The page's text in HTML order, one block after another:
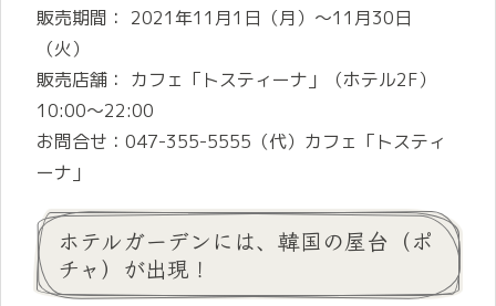
販売期間： 2021年11月1日（月）～11月30日
（火）
販売店舗： カフェ「トスティーナ」（ホテル2F）
10:00～22:00
お問合せ：047-355-5555（代）カフェ「トスティ
ーナ」
ホテルガーデンには、韓国の屋台（ポ
チャ）が出現！